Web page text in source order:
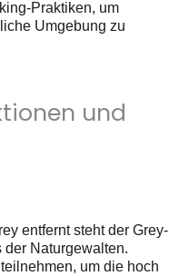
Praktiken, um
Umgebung zu
und
entfernt steht der Grey-
Naturgewalten.
um die hoch